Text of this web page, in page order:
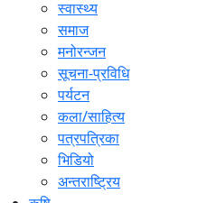
स्वास्थ्य
समाज
मनोरन्जन
सूचना-प्रविधि
पर्यटन
कला/साहित्य
पत्रपत्रिका
भिडियो
अन्तराष्ट्रिय